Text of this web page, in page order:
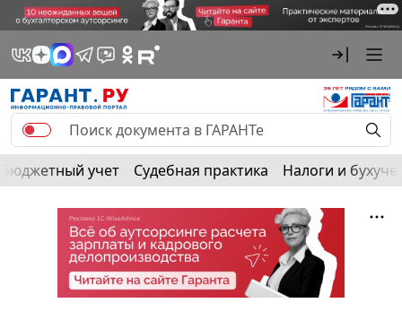
Бюджетный учет Судебная практика Налоги и